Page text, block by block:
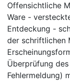
Offensichtliche
Ware -
Entdeckung -
der schriftlichen
Überprüfung
Fehlermeldung)